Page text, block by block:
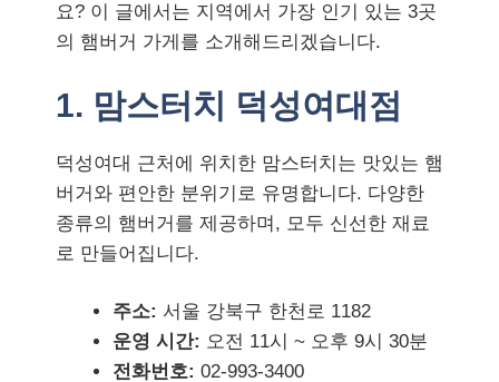
요? 이 글에서는 지역에서 가장 인기 있는 3곳
의 햄버거 가게를 소개해드리겠습니다.
1. 맘스터치 덕성여대점
덕성여대 근처에 위치한 맘스터치는 맛있는 햄
버거와 편안한 분위기로 유명합니다. 다양한
종류의 햄버거를 제공하며, 모두 신선한 재료
로 만들어집니다.
주소: 서울 강북구 한천로 1182
운영 시간: 오전 11시 ~ 오후 9시 30분
전화번호: 02-993-3400